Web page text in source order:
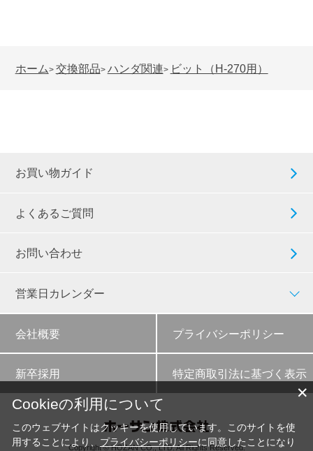
ホーム> 交換部品> ハンダ関連> ビット（H-270用）
お買い物ガイド
よくあるご質問
お問い合わせ
営業日カレンダー
会社概要 プライバシーポリシー
新卒採用 特定商取引法に基づく表示
Copyright © HOZAN CO., LTD. All Rights Reserved.
✕
Cookieの利用について
このウェブサイトはクッキーを使用しています。このサイトを使
用することにより、 プライバシーポリシーに同意したことになり